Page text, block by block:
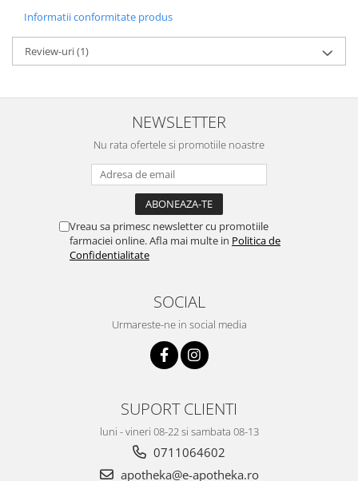
Informatii conformitate produs
Review-uri(1)
NEWSLETTER
Nu rata ofertele si promotiile noastre
Vreau sa primesc newsletter cu promotiile
farmaciei online. Afla mai multe in Politica de
Confidentialitate
SOCIAL
Urmareste-ne in social media
SUPORT CLIENTI
luni - vineri 08-22 si sambata 08-13
0711064602
apotheka@e-apotheka.ro